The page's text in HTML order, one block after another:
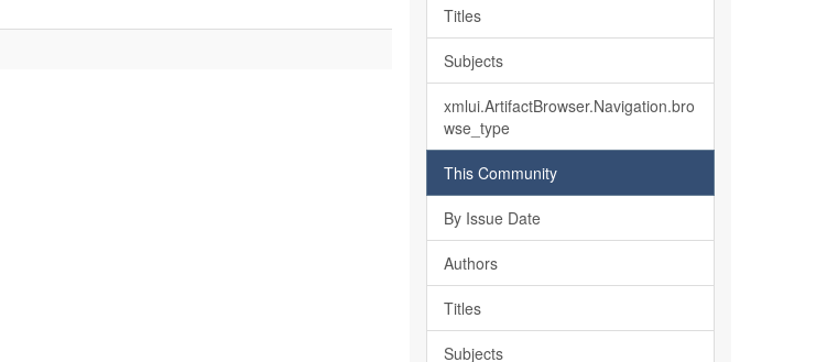
Titles
Subjects
xmlui.ArtifactBrowser.Navigation.bro
wse_type
This Community
By Issue Date
Authors
Titles
Subjects